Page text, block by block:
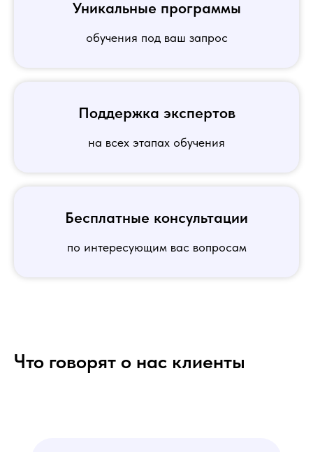
Уникальные программы
обучения под ваш запрос
Поддержка экспертов
на всех этапах обучения
Бесплатные консультации
по интересующим вас вопросам
Что говорят о нас клиенты